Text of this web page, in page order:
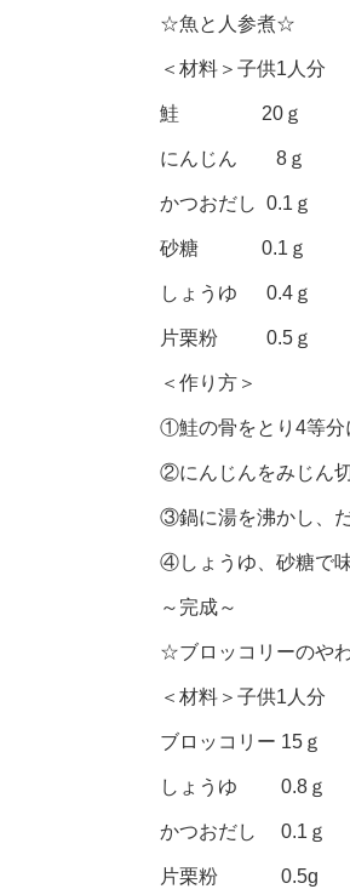
☆魚と人参煮☆
＜材料＞子供1人分
鮭 20ｇ
にんじん 8ｇ
かつおだし 0.1ｇ
砂糖 0.1ｇ
しょうゆ 0.4ｇ
片栗粉 0.5ｇ
＜作り方＞
①鮭の骨をとり4等分
②にんじんをみじん切
③鍋に湯を沸かし、
④しょうゆ、砂糖で
～完成～
☆ブロッコリーのや
＜材料＞子供1人分
ブロッコリー 15ｇ
しょうゆ 0.8ｇ
かつおだし 0.1ｇ
片栗粉 0.5g